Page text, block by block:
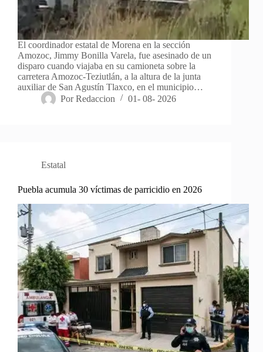
El coordinador estatal de Morena en la sección
Amozoc, Jimmy Bonilla Varela, fue asesinado de un
disparo cuando viajaba en su camioneta sobre la
carretera Amozoc-Teziutlán, a la altura de la junta
auxiliar de San Agustín Tlaxco, en el municipio…
Por Redaccion 01- 08- 2026
Estatal
Puebla acumula 30 víctimas de parricidio en 2026